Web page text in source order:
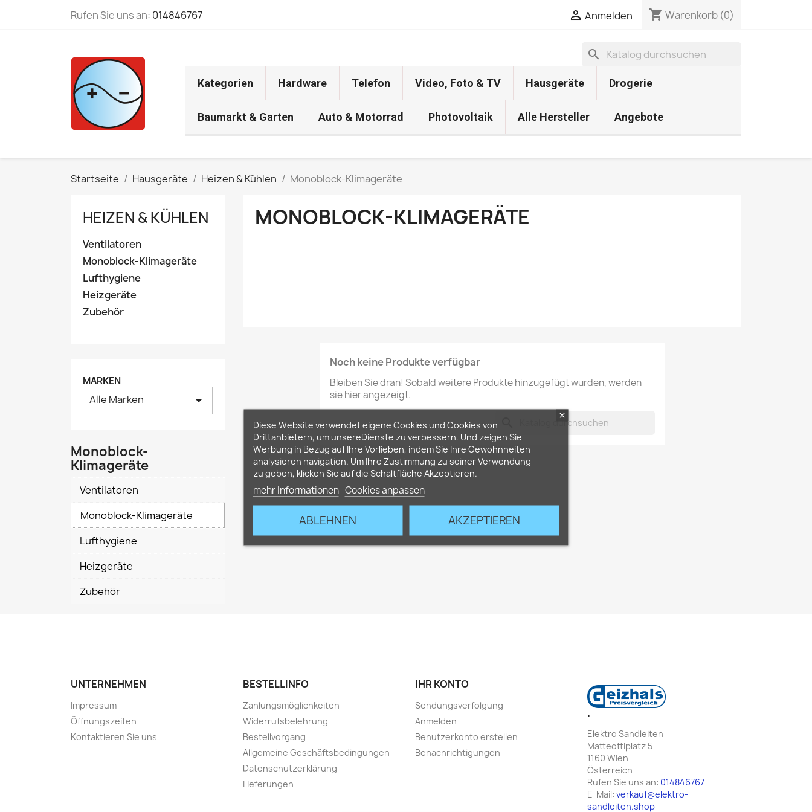
Rufen Sie uns an: 014846767  Anmelden shopping_cart Warenkorb (0)
search
Kategorien Hardware Telefon Video, Foto & TV Hausgeräte Drogerie
Baumarkt & Garten Auto & Motorrad Photovoltaik Alle Hersteller Angebote
Startseite Hausgeräte Heizen & Kühlen Monoblock-Klimageräte
HEIZEN & KÜHLEN
Ventilatoren
Monoblock-Klimageräte
Lufthygiene
Heizgeräte
Zubehör
MARKEN
Alle Marken arrow_drop_down
Monoblock-
Klimageräte
Ventilatoren
Monoblock-Klimageräte
Lufthygiene
Heizgeräte
Zubehör
MONOBLOCK-KLIMAGERÄTE
Noch keine Produkte verfügbar
Bleiben Sie dran! Sobald weitere Produkte hinzugefügt wurden, werden
sie hier angezeigt.
UNTERNEHMEN
Impressum
Öffnungszeiten
Kontaktieren Sie uns
BESTELLINFO
Zahlungsmöglichkeiten
Widerrufsbelehrung
Bestellvorgang
Allgemeine Geschäftsbedingungen
Datenschutzerklärung
Lieferungen
IHR KONTO
Sendungsverfolgung
Anmelden
Benutzerkonto erstellen
Benachrichtigungen
.
Elektro Sandleiten
Matteottiplatz 5
1160 Wien
Österreich
Rufen Sie uns an: 014846767
E-Mail: verkauf@elektro-
sandleiten.shop
Diese Website verwendet eigene Cookies und Cookies von
Drittanbietern, um unsereDienste zu verbessern. Und zeigen Sie
Werbung in Bezug auf Ihre Vorlieben, indem Sie Ihre Gewohnheiten
analysieren navigation. Um Ihre Zustimmung zu seiner Verwendung
zu geben, klicken Sie auf die Schaltfläche Akzeptieren.
mehr Informationen Cookies anpassen
ABLEHNEN AKZEPTIEREN